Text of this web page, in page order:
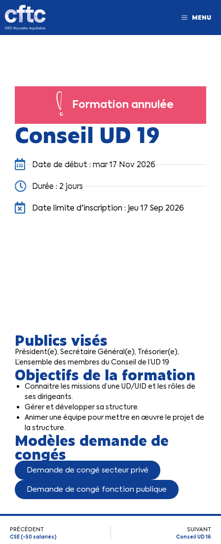
MENU
Formation annulée
Conseil UD 19
Date de début : mar 17 Nov 2026
Durée : 2 jours
Date limite d'inscription : jeu 17 Sep 2026
Publics visés
Président(e), Secrétaire Général(e), Trésorier(e),
L’ensemble des membres du Conseil de l’UD 19
Objectifs de la formation
Connaitre les missions d’une UD/UID et les rôles de
ses dirigeants.
Gérer et développer sa structure.
Animer une équipe pour mettre en œuvre le projet de
la structure.
Modèles demande de
congés
Demande de congé secteur privé
Demande de congé fonction publique
PRÉCÉDENT
CSE (-50 salariés)
SUIVANT
Conseil UD 16